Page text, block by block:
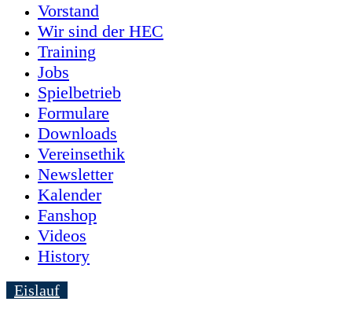
Vorstand
Wir sind der HEC
Training
Jobs
Spielbetrieb
Formulare
Downloads
Vereinsethik
Newsletter
Kalender
Fanshop
Videos
History
Eislauf